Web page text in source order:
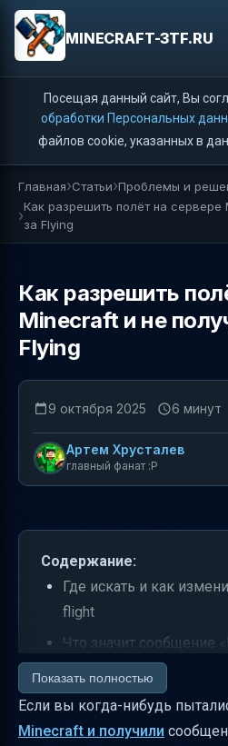
MINECRAFT-3TF.RU
Посещая данный сайт, Вы
обработки Персональных
файлов cookie, указанных в
Главная Статьи Проблемы и
Как разрешить полёт на сервере
за Flying
Как разрешить
Minecraft и не
Flying
9 октября 2025 6 минут
Артем Хрусталев
главный фанат :P
Содержание:
Где искать и как
flight
Что значит сообщение
запрещено летать» и
Почему после
может не работать и
Показать полностью
Если вы когда-нибудь
Minecraft и получили